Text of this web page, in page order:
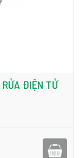
RỬA ĐIỆN TỬ